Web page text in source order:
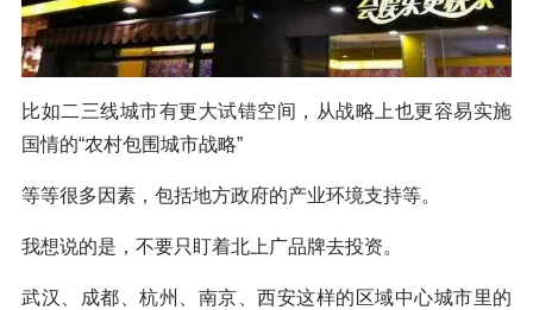
比如二三线城市有更大试错空间，从战略上也更容易实施
国情的“农村包围城市战略”
等等很多因素，包括地方政府的产业环境支持等。
我想说的是，不要只盯着北上广品牌去投资。
武汉、成都、杭州、南京、西安这样的区域中心城市里的